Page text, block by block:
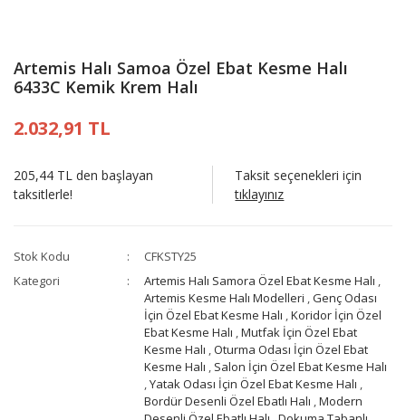
Artemis Halı Samoa Özel Ebat Kesme Halı
6433C Kemik Krem Halı
2.032,91 TL
205,44 TL den başlayan
taksitlerle!
Taksit seçenekleri için
tıklayınız
Stok Kodu
CFKSTY25
Kategori
Artemis Halı Samora Özel Ebat Kesme Halı ,
Artemis Kesme Halı Modelleri ,Genç Odası
İçin Özel Ebat Kesme Halı ,Koridor İçin Özel
Ebat Kesme Halı ,Mutfak İçin Özel Ebat
Kesme Halı ,Oturma Odası İçin Özel Ebat
Kesme Halı , Salon İçin Özel Ebat Kesme Halı
,Yatak Odası İçin Özel Ebat Kesme Halı ,
Bordür Desenli Özel Ebatlı Halı ,Modern